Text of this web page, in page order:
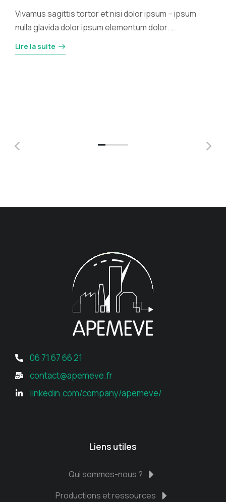
Vivamus sagittis tortor et nisi dolor ipsum – ipsum
nulla glavida dolor ipsum elementum dolor. …
Lire la suite
06 71 67 66 21
contact@apemeve.fr
linkedin.com/company/apemeve/
Liens utiles
Qui sommes-nous ?
Productions et ressources